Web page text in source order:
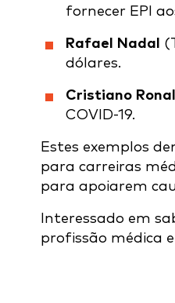
fornecer EPI
Rafael Nadal
dólares.
Cristiano
COVID-19.
Estes exemplos
para carreiras
para apoiarem
Interessado em
profissão médica